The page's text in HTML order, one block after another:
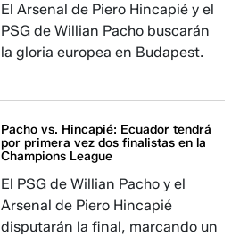
El Arsenal de Piero Hincapié y el
PSG de Willian Pacho buscarán
la gloria europea en Budapest.
Pacho vs. Hincapié: Ecuador tendrá
por primera vez dos finalistas en la
Champions League
El PSG de Willian Pacho y el
Arsenal de Piero Hincapié
disputarán la final, marcando un